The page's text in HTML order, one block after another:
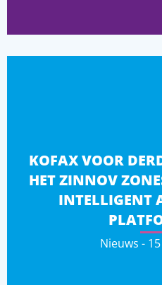
KOFAX VOOR
HET ZINNOV
INTELLIGENT
Nieuws -